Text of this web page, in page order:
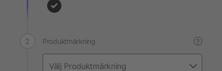
Produktmärkning ?